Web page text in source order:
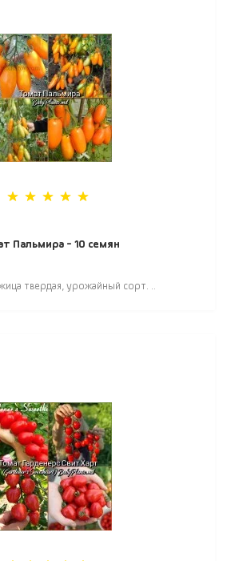
Пальмира - 10 семян
твердая, урожайный сорт. ..